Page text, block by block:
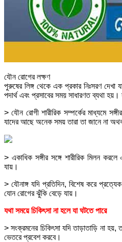
যৌন রোগের লক্ষণ
পুরুষের লিঙ্গ থেকে এক প্রকার নিঃসরণ দেখা
পদার্থ এবং প্রসাবের সময় সাধারণত ব্যথা
> যৌন রোগী শারীরিক সম্পর্কের মাধ্যমে
যাদের আছে অনেক সময় তারা তা জানে না
> একাধিক সঙ্গীর সঙ্গে শারীরিক মিলন
যায়।
> যৌনাঙ্গ যদি প্রতিদিন, বিশেষ করে
যোন রোগের ঝুঁকি বেড়ে যায়।
যথা সময়ে চিকিৎসা না হলে যা ঘটতে পারে
> সংক্রমনের চিকিৎসা যদি তাড়াতাড়ি না হয়,
ভেতরে প্রবেশ করবে।